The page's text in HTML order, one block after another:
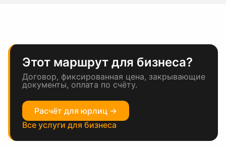
Этот маршрут для бизнеса?
Договор, фиксированная цена, закрывающие
документы, оплата по счёту.
Расчёт для юрлиц →
Все услуги для бизнеса